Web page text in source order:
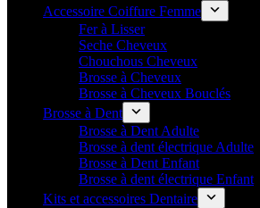
Accessoire Coiffure Femme
Fer à Lisser
Seche Cheveux
Chouchous Cheveux
Brosse à Cheveux
Brosse à Cheveux Bouclés
Brosse à Dent
Brosse à Dent Adulte
Brosse à dent électrique Adulte
Brosse à Dent Enfant
Brosse à dent électrique Enfant
Kits et accessoires Dentaire